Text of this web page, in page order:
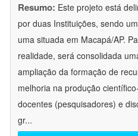
Resumo: Este projeto está
por duas Instituições, sendo
uma situada em Macapá/AP.
realidade, será consolidada
ampliação da formação de
melhoria na produção
docentes (pesquisadores) e
gr...